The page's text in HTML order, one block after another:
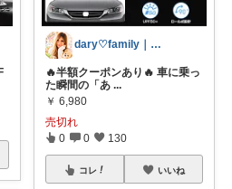
dary♡family｜厳選アイテム✨
🔥半額クーポンあり🔥 車に乗っ
た瞬間の「あ ...
￥ 6,980
売切れ
0 0 130
コレ いいね